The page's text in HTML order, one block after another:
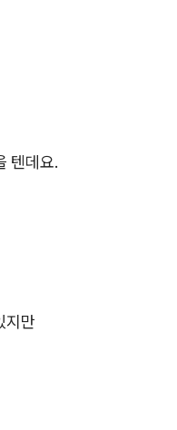
텐데요.
지만